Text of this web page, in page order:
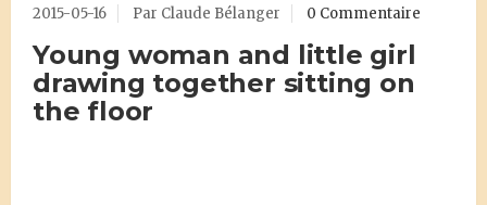
2015-05-16 Par Claude Bélanger 0 Commentaire
Young woman and little girl
drawing together sitting on
the floor